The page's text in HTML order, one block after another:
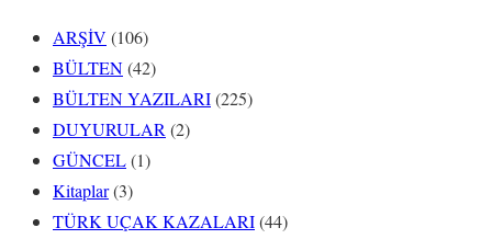
ARŞİV (106)
BÜLTEN(42)
BÜLTEN YAZILARI(225)
DUYURULAR(2)
GÜNCEL(1)
Kitaplar(3)
TÜRK UÇAK KAZALARI(44)